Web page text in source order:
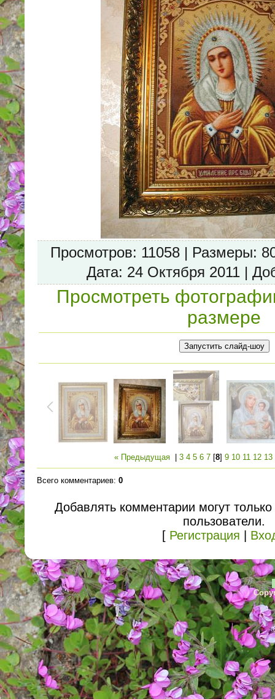
Просмотров: 11058 | Размеры:
Дата: 24 Октября 2011 |
Просмотреть
размере
« Предыдущая 3 4 5 6 7 [8] 9 10 11 12 13
Всего комментариев: 0
Добавлять комментарии могут
пользователи.
[ Регистрация